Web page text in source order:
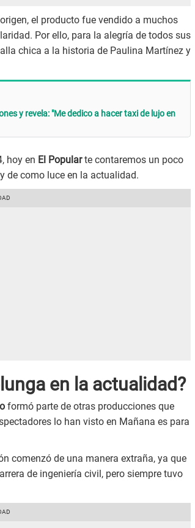
el producto fue vendido a muchos
Por ello, para la alegría de todos sus
chica a la historia de Paulina Martínez y
y revela: "Me dedico a hacer taxi de lujo en
hoy en El Popularte contaremos un poco
y de como luce en la actualidad.
en la actualidad?
formó parte de otras producciones que
lo han visto en Mañana es para
comenzó de una manera extraña, ya que
de ingeniería civil, pero siempre tuvo